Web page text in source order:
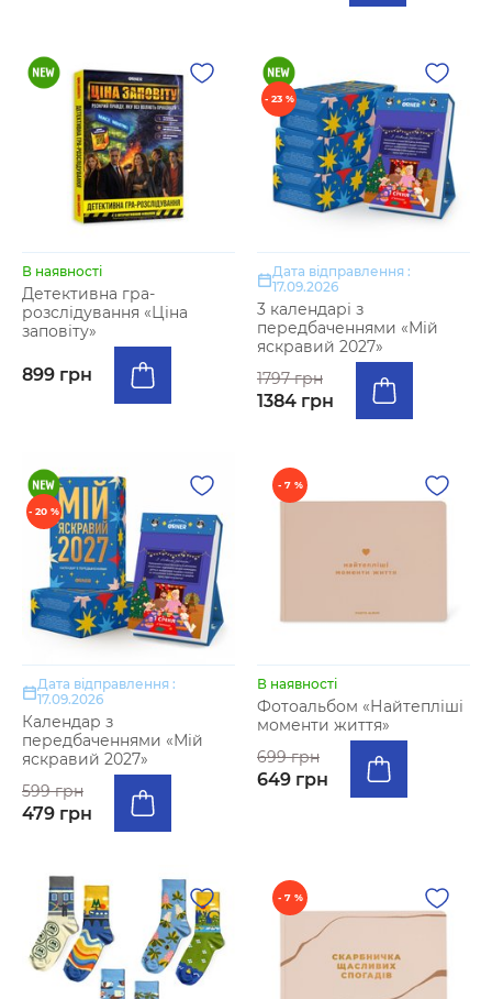
В наявності
Детективна гра-
розслідування «Ціна
заповіту»
899 грн
- 23 %
Дата відправлення :
17.09.2026
3 календарі з
передбаченнями «Мій
яскравий 2027»
1797 грн
1384 грн
- 20 %
Дата відправлення :
17.09.2026
Календар з
передбаченнями «Мій
яскравий 2027»
599 грн
479 грн
- 7 %
В наявності
Фотоальбом «Найтепліші
моменти життя»
699 грн
649 грн
- 7 %